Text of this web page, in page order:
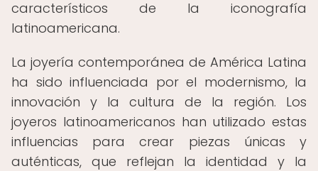
característicos de la iconografía
latinoamericana.
La joyería contemporánea de América Latina
ha sido influenciada por el modernismo, la
innovación y la cultura de la región. Los
joyeros latinoamericanos han utilizado estas
influencias para crear piezas únicas y
auténticas, que reflejan la identidad y la